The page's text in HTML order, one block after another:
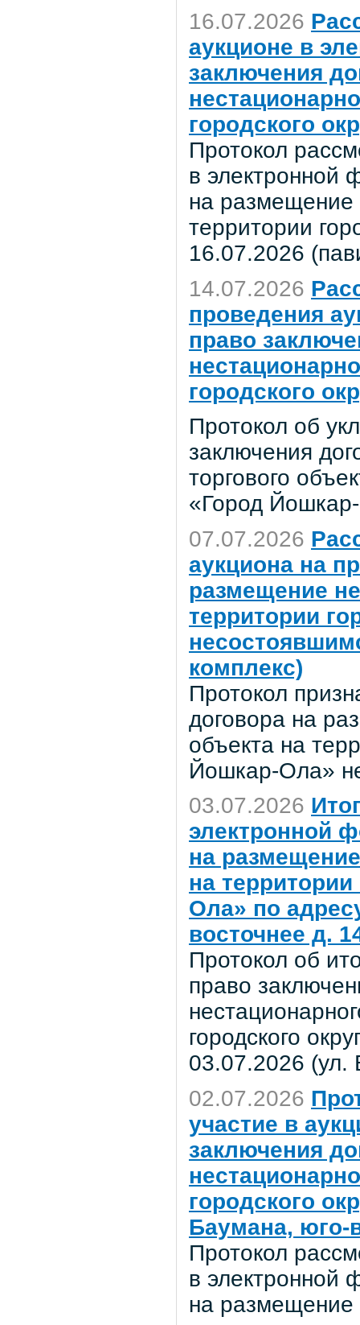
16.07.2026
аукционе в
заключения
городского
Протокол
в электронной
на размещение
территории
16.07.2026
14.07.2026
проведения
право
городского
Протокол об
заключения
торгового
«Город
07.07.2026
аукциона на
размещение
территории
комплекс)
Протокол
договора на
объекта на
Йошкар-Ола»
03.07.2026
электронной
на
на
Ола» по
восточнее д.
Протокол об
право
городского
03.07.2026 (ул.
02.07.2026
участие в
заключения
городского
Баумана, юго-
Протокол
в электронной
на размещение